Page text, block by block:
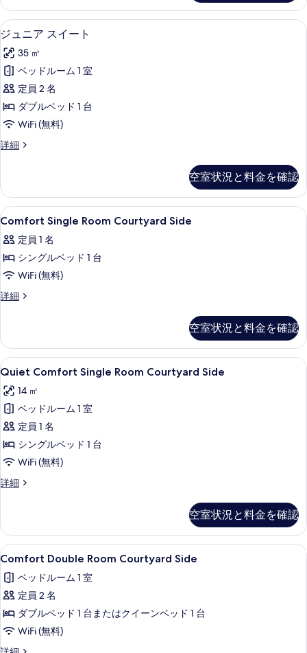
る
写
真
を
表
示
す
る
詳
細
ジ
ュ
ニ
ア
ス
イ
ト
す
べ
て
の
写
真
を
す
る
セーフティボックス (室内)、デスク
10
ジュニア スイート
35 ㎡
ベッドルーム 1 室
定員 2 名
ダブルベッド 1 台
WiFi (無料)
詳細
ジ
ス
イ
ー
の
詳
空室状況と料金を確認
Comfort
Single
Room
Courtyard
Side
の
て
の
写
真
を
表
示
す
る
セーフティボックス (室内)、デスク
3
Comfort Single Room Courtyard Side
定員 1 名
シングルベッド 1 台
WiFi (無料)
詳細
Comfort
Side
の
詳
空室状況と料金を確認
Quiet
Comfort
Single
Room
Courtyard
Side
の
す
の
写
真
を
表
示
す
セーフティボックス (室内)、デスク
7
Quiet Comfort Single Room Courtyard Side
14 ㎡
ベッドルーム 1 室
定員 1 名
シングルベッド 1 台
WiFi (無料)
詳細
Quiet
Courtyard
Side
の
細
空室状況と料金を確認
Comfort
Double
Room
Courtyard
Side
の
す
セーフティボックス (室内)、デスク
9
Comfort Double Room Courtyard Side
ベッドルーム 1 室
定員 2 名
ダブルベッド 1 台またはクイーンベッド 1 台
WiFi (無料)